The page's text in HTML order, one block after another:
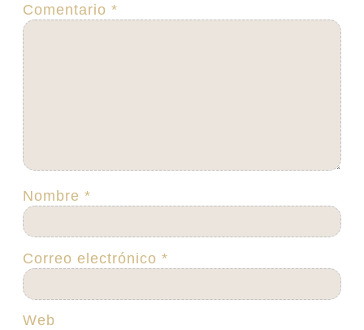
Comentario *
Nombre *
Correo electrónico *
Web